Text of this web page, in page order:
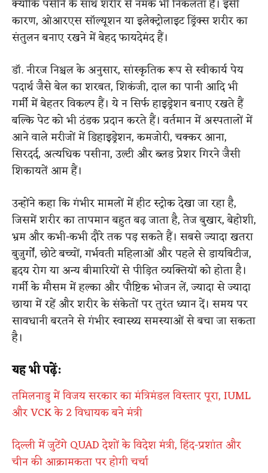
क्योंकि पसीने के साथ शरीर से नमक भी निकलता है। इसी
कारण, ओआरएस सॉल्यूशन या इलेक्ट्रोलाइट ड्रिंक्स शरीर का
संतुलन बनाए रखने में बेहद फायदेमंद हैं।
डॉ. नीरज निश्चल के अनुसार, सांस्कृतिक रूप से स्वीकार्य पेय
पदार्थ जैसे बेल का शरबत, शिकंजी, दाल का पानी आदि भी
गर्मी में बेहतर विकल्प हैं। ये न सिर्फ हाइड्रेशन बनाए रखते हैं
बल्कि पेट को भी ठंडक प्रदान करते हैं। वर्तमान में अस्पतालों में
आने वाले मरीजों में डिहाइड्रेशन, कमजोरी, चक्कर आना,
सिरदर्द, अत्यधिक पसीना, उल्टी और ब्लड प्रेशर गिरने जैसी
शिकायतें आम हैं।
उन्होंने कहा कि गंभीर मामलों में हीट स्ट्रोक देखा जा रहा है,
जिसमें शरीर का तापमान बहुत बढ़ जाता है, तेज बुखार, बेहोशी,
भ्रम और कभी-कभी दौरे तक पड़ सकते हैं। सबसे ज्यादा खतरा
बुजुर्गों, छोटे बच्चों, गर्भवती महिलाओं और पहले से डायबिटीज,
हृदय रोग या अन्य बीमारियों से पीड़ित व्यक्तियों को होता है।
गर्मी के मौसम में हल्का और पौष्टिक भोजन लें, ज्यादा से ज्यादा
छाया में रहें और शरीर के संकेतों पर तुरंत ध्यान दें। समय पर
सावधानी बरतने से गंभीर स्वास्थ्य समस्याओं से बचा जा सकता
है।
यह भी पढ़ें:
तमिलनाडु में विजय सरकार का मंत्रिमंडल विस्तार पूरा, IUML
और VCK के 2 विधायक बने मंत्री
दिल्ली में जुटेंगे QUAD देशों के विदेश मंत्री, हिंद-प्रशांत और
चीन की आक्रामकता पर होगी चर्चा